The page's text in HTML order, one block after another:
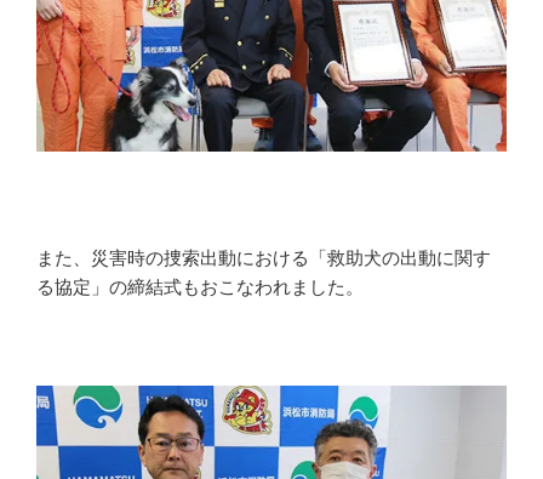
また、災害時の捜索出動における「救助犬の出動に関す
る協定」の締結式もおこなわれました。